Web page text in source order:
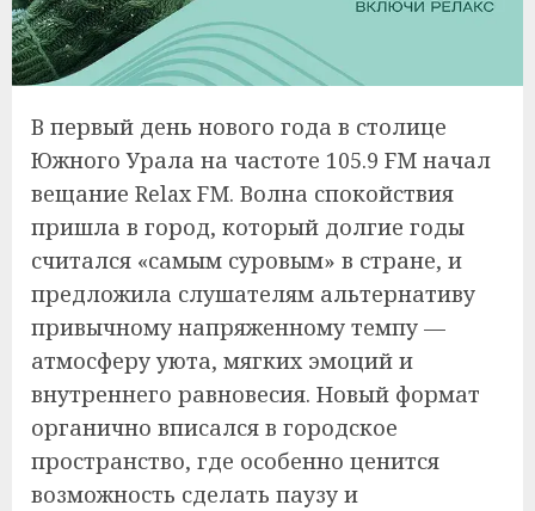
В первый день нового года в столице
Южного Урала на частоте 105.9 FM начал
вещание Relax FM. Волна спокойствия
пришла в город, который долгие годы
считался «самым суровым» в стране, и
предложила слушателям альтернативу
привычному напряженному темпу —
атмосферу уюта, мягких эмоций и
внутреннего равновесия. Новый формат
органично вписался в городское
пространство, где особенно ценится
возможность сделать паузу и